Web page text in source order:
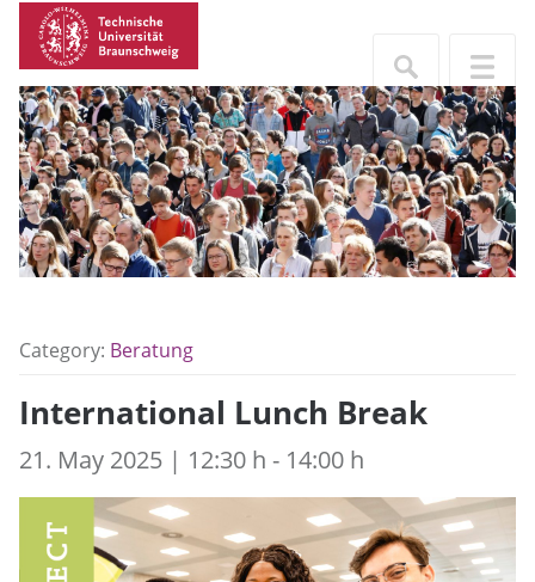
Category: Beratung
International Lunch Break
21. May 2025 | 12:30 h - 14:00 h